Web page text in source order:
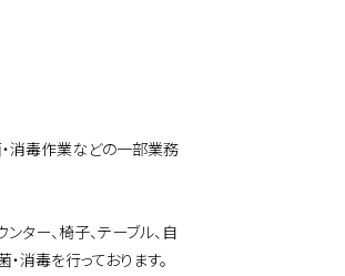
消毒作業などの一部業務
ター、椅子、テーブル、自
消毒を行っております。